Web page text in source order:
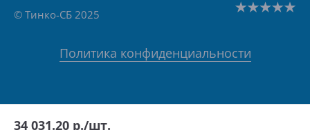
34 031.20 р./шт.
© Тинко-СБ 2025
Политика конфиденциальности